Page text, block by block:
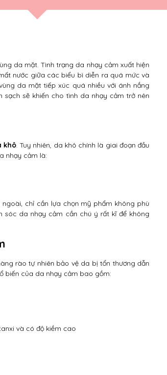
da mặt. Tình trạng da nhạy cảm xuất hiện
nước giữa các biểu bì diễn ra quá mức và
da mặt tiếp xúc quá nhiều với ánh nắng
sẽ khiến cho tình da nhạy cảm trở nên
khô. Tuy nhiên, da khô chính là giai đoạn đầu
nhạy cảm là:
chỉ cần lựa chọn mỹ phẩm không phù
sóc da nhạy cảm cần chú ý rất kĩ để không
rào tự nhiên bảo vệ da bị tổn thương dẫn
biến của da nhạy cảm bao gồm:
và có độ kiềm cao